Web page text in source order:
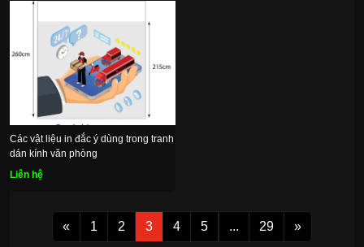
Các vật liệu in đắc ý dùng trong tranh
dán kính văn phòng
Liên hệ
« 1 2 3 4 5 ... 29 »